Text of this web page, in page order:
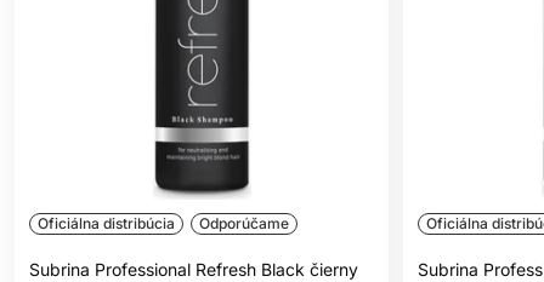
Oficiálna distribúcia Odporúčame
Subrina Professional Refresh Black čierny
Oficiálna
Subrina